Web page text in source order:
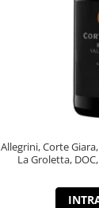
Allegrini, Corte
La Groletta,